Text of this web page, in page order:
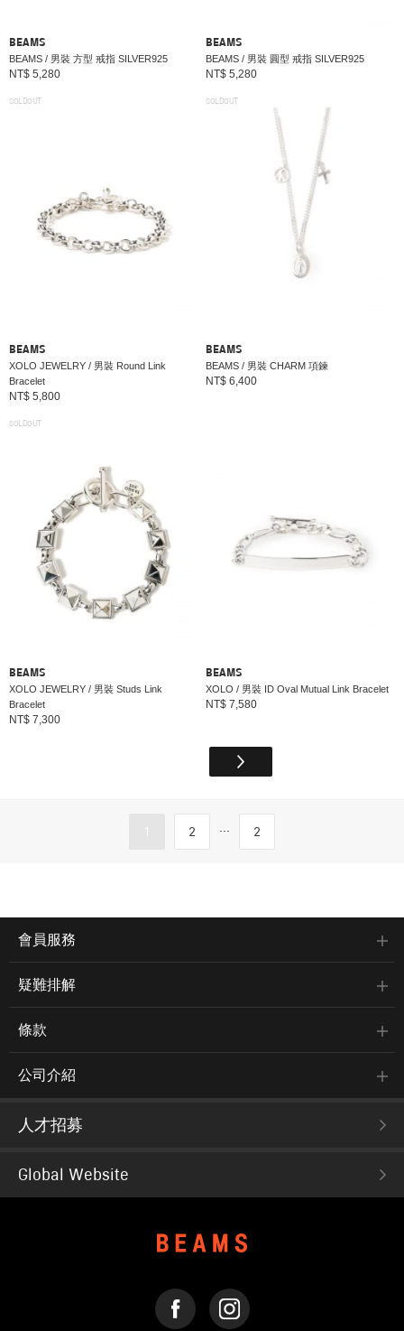
BEAMS
BEAMS / 男裝 方型 戒指 SILVER925
NT$ 5,280
BEAMS
BEAMS / 男裝 圓型 戒指 SILVER925
NT$ 5,280
SOLDOUT
BEAMS
XOLO JEWELRY / 男裝 Round Link
Bracelet
NT$ 5,800
SOLDOUT
BEAMS
BEAMS / 男裝 CHARM 項鍊
NT$ 6,400
SOLDOUT
BEAMS
XOLO JEWELRY / 男裝 Studs Link
Bracelet
NT$ 7,300
BEAMS
XOLO / 男裝 ID Oval Mutual Link Bracelet
NT$ 7,580
1 2 ... 2
會員服務
疑難排解
條款
公司介紹
人才招募
Global Website